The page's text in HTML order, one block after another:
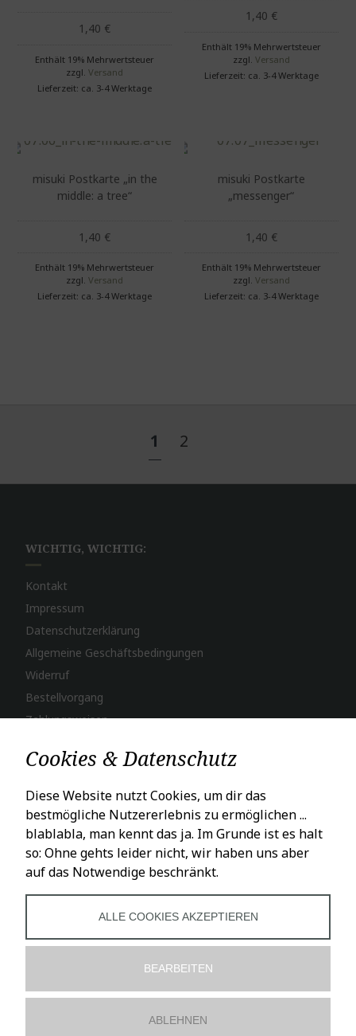
1,40 €
Enthält 19% Mehrwertsteuer
zzgl.Versand
Lieferzeit: ca. 3-4 Werktage
1,40 €
Enthält 19% Mehrwertsteuer
zzgl. Versand
Lieferzeit: ca. 3-4 Werktage
misuki Postkarte „in the
middle: a tree“
1,40 €
Enthält 19% Mehrwertsteuer
zzgl.Versand
Lieferzeit: ca. 3-4 Werktage
misuki Postkarte
„messenger“
1,40 €
Enthält 19% Mehrwertsteuer
zzgl. Versand
Lieferzeit: ca. 3-4 Werktage
1 2
WICHTIG, WICHTIG:
Kontakt
Impressum
Datenschutzerklärung
Allgemeine Geschäftsbedingungen
Widerruf
Bestellvorgang
Zahlungsweisen
LADENÖFFNUNGSZEITEN
Mo – Fr: 10 – 18 Uhr
Sa: 10 – 16 Uhr
Cookies & Datenschutz
Diese Website nutzt Cookies, um dir das
bestmögliche Nutzererlebnis zu ermöglichen ...
blablabla, man kennt das ja. Im Grunde ist es halt
so: Ohne gehts leider nicht, wir haben uns aber
auf das Notwendige beschränkt.
ALLE COOKIES AKZEPTIEREN
BEARBEITEN
ABLEHNEN